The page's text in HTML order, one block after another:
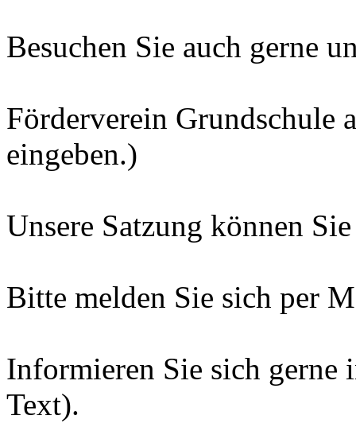
Besuchen Sie auch gerne
Förderverein Grundschule
eingeben.)
Unsere Satzung können
Bitte melden Sie sich per
Informieren Sie sich gerne
Text).